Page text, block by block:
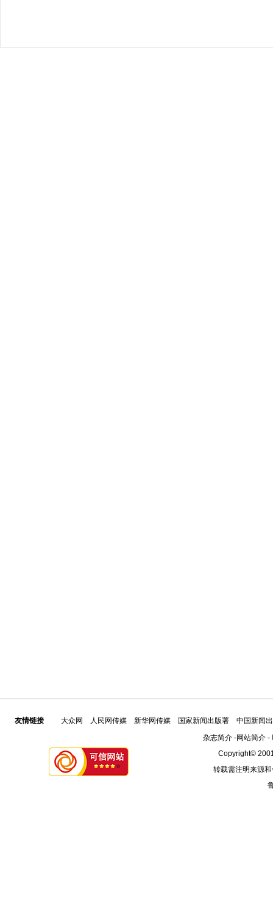
友情链接 大众网 人民网传媒 新华网传媒 国家新闻出版署
中国新闻
杂志简介-网站简介-
Copyright©
转载需注明来源